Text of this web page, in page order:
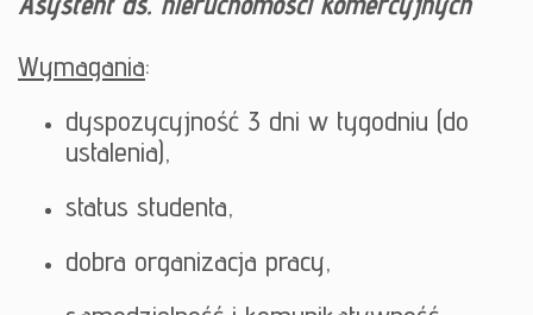
Wymagania:
dyspozycyjność 3 dni w tygodniu (do
ustalenia),
status studenta,
dobra organizacja pracy,